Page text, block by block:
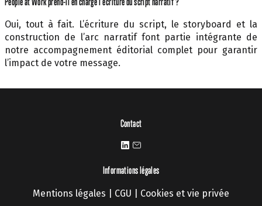
Oui, tout à fait. L’écriture du script, le storyboard et la
construction de l’arc narratif font partie intégrante de
notre accompagnement éditorial complet pour garantir
l’impact de votre message.
Contact
Informations légales
Mentions légales CGU Cookies et vie privée